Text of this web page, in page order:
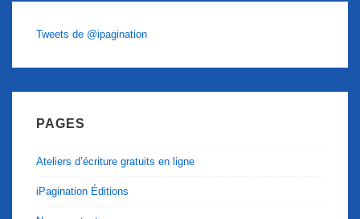
Tweets de @ipagination
PAGES
Ateliers d’écriture gratuits en ligne
iPagination Éditions